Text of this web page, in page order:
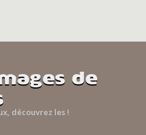
de
découvrez les !